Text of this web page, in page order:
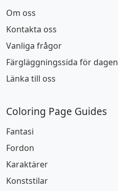
Om oss
Kontakta oss
Vanliga frågor
Färgläggningssida för dagen
Länka till oss
Coloring Page Guides
Fantasi
Fordon
Karaktärer
Konststilar